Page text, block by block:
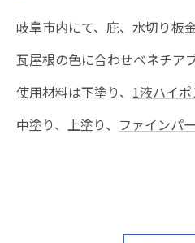
岐阜市内にて、庇、水切り板
瓦屋根の色に合わせベネチア
使用材料は下塗り、 1液ハイ
中塗り、上塗り、 ファインパ